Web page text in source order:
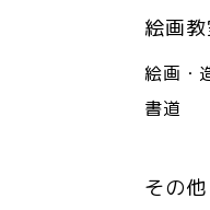
絵画
絵画・
書道
その他